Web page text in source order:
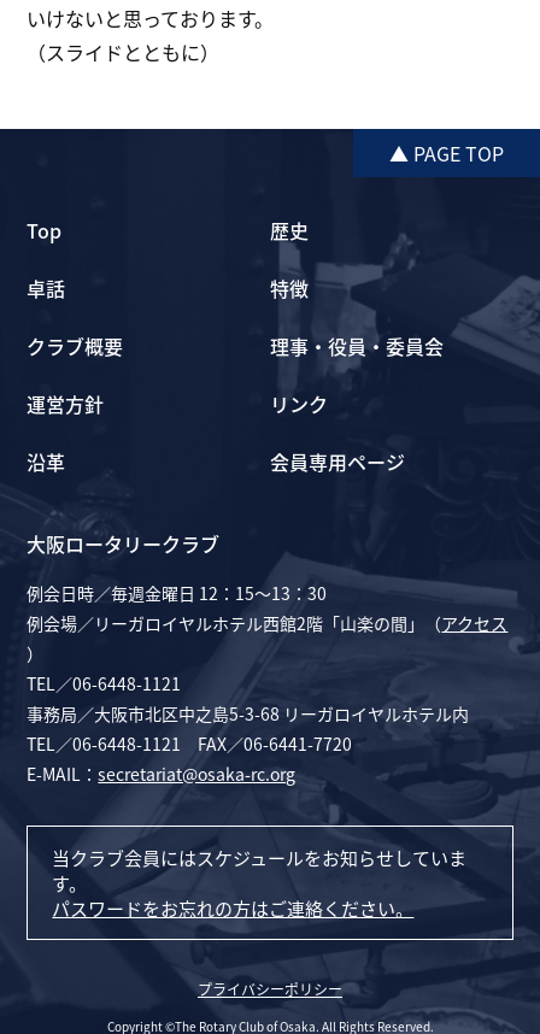
いけないと思っております。
（スライドとともに）
▲ PAGE TOP
Top
卓話
クラブ概要
運営方針
沿革
歴史
特徴
理事・役員・委員会
リンク
会員専用ページ
大阪ロータリークラブ
例会日時／毎週金曜日 12：15～13：30
例会場／リーガロイヤルホテル西館2階「山楽の間」（アクセス
）
TEL／06-6448-1121
事務局／大阪市北区中之島5-3-68 リーガロイヤルホテル内
TEL／06-6448-1121 FAX／06-6441-7720
E-MAIL：secretariat@osaka-rc.org
当クラブ会員にはスケジュールをお知らせしていま
す。
パスワードをお忘れの方はご連絡ください。
プライバシーポリシー
Copyright ©The Rotary Club of Osaka. All Rights Reserved.